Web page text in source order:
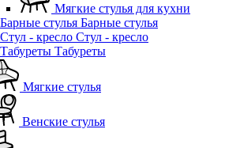
Мягкие стулья для кухни
Барные стулья
Стул - кресло
Табуреты
Мягкие стулья
Венские стулья